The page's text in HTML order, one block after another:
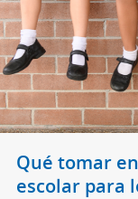
Qué tomar
escolar para